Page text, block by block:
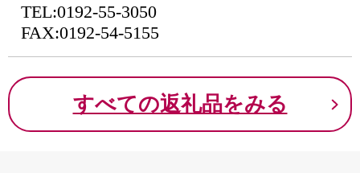
TEL:0192-55-3050
FAX:0192-54-5155
すべての返礼品をみる